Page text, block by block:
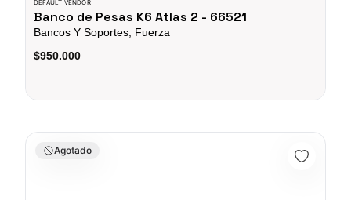
DEFAULT VENDOR
Banco de Pesas K6 Atlas 2 - 66521
Bancos Y Soportes, Fuerza
$950.000
Banco Multifuncional DELUX-FID - Sport Fitness 070398
Agotado